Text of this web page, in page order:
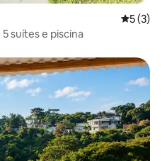
5 de
5 (3)
suítes e piscina